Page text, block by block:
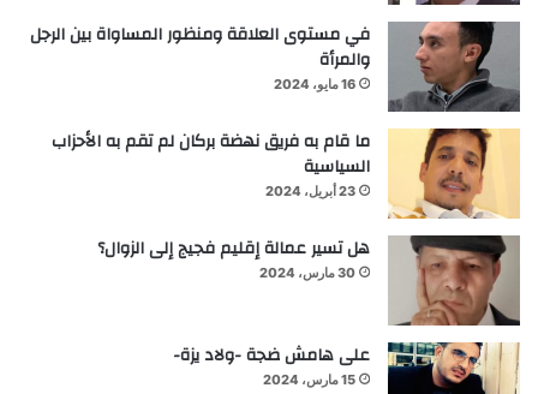
في مستوى العلاقة ومنظور المساواة بين الرجل
والمرأة
16 مايو، 2024
ما قام به فريق نهضة بركان لم تقم به الأحزاب
السياسية
23 أبريل، 2024
هل تسير عمالة إقليم فجيج إلى الزوال؟
30 مارس، 2024
على هامش ضجة -ولاد يزة-
15 مارس، 2024